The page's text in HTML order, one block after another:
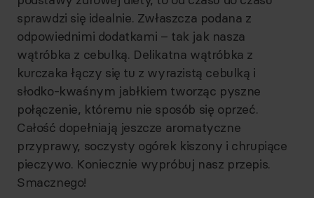
sprawdzi się idealnie. Zwłaszcza podana z
odpowiednimi dodatkami – tak jak nasza
wątróbka z cebulką. Delikatna wątróbka z
kurczaka łączy się tu z wyrazistą cebulką i
słodko-kwaśnym jabłkiem tworząc pyszne
połączenie, któremu nie sposób się oprzeć.
Całość dopełniają jeszcze aromatyczne
przyprawy, soczysty ogórek kiszony i chrupiące
pieczywo. Koniecznie wypróbuj nasz przepis.
Smacznego!